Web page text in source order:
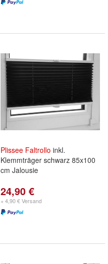
Plissee Faltrollo inkl.
Klemmträger schwarz 85x100
cm Jalousie
24,90 €
+ 4,90 € Versand